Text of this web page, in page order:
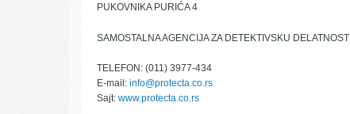
PUKOVNIKA PURIĆA 4
SAMOSTALNA AGENCIJA ZA DETEKTIVSKU DELATNOST
TELEFON: (011) 3977-434
E-mail: info@protecta.co.rs
Sajt: www.protecta.co.rs